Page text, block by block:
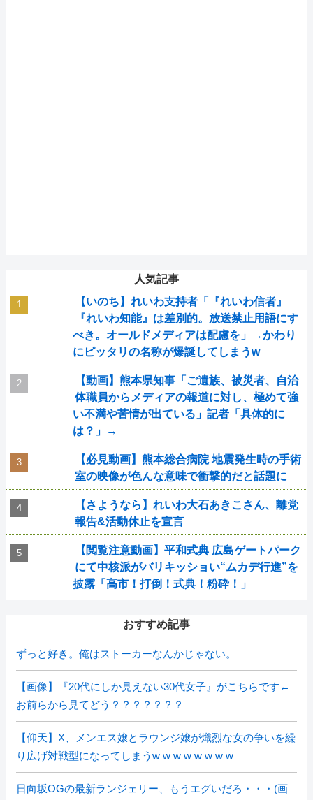
人気記事
【いのち】れいわ支持者「『れいわ信者』
『れいわ知能』は差別的。放送禁止用語にす
べき。オールドメディアは配慮を」→かわり
にピッタリの名称が爆誕してしまうw
【動画】熊本県知事「ご遺族、被災者、自治
体職員からメディアの報道に対し、極めて強
い不満や苦情が出ている」記者「具体的に
は？」→
【必見動画】熊本総合病院 地震発生時の手術
室の映像が色んな意味で衝撃的だと話題に
【さようなら】れいわ大石あきこさん、離党
報告&活動休止を宣言
【閲覧注意動画】平和式典 広島ゲートパーク
にて中核派がバリキッショい“ムカデ行進”を
披露「高市！打倒！式典！粉砕！」
おすすめ記事
ずっと好き。俺はストーカーなんかじゃない。
【画像】『20代にしか見えない30代女子』がこちらです←
お前らから見てどう？？？？？？？
【仰天】X、メンエス嬢とラウンジ嬢が熾烈な女の争いを繰
り広げ対戦型になってしまうw w w w w w w w
日向坂OGの最新ランジェリー、もうエグいだろ・・・(画